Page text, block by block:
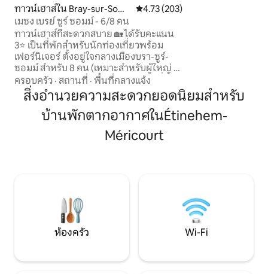
ทาวน์เฮาส์ใน Bray-sur-Som
me
คะแนนเฉลี่ย 4.73 จาก 5, 203 รีวิว
4.73 (203)
เมซง เบรย์ ซูร์ ซอมม์ - 6/8 คน
ทาวน์เฮาส์ที่สะดวกสบาย 🏡 ได้รับคะแนน
3⭐ เป็นที่พักสำหรับนักท่องเที่ยวพร้อม
เฟอร์นิเจอร์ ตั้งอยู่ใจกลางเมืองบรา-ซูร์-
ซอมม์ สำหรับ 8 คน (เหมาะสำหรับผู้ใหญ่ 6
คนและเด็ก 2 คน) Wi-Fi ห้องครัว และที่จอด
รถฟรี ยินดีต้อนรับสัตว์เลี้ยง 🐕🐈‍⬛ เหมาะ
สำหรับครอบครัว เพื่อน นักเดินทางเพื่อ
ธุรกิจ หรือนักเดินทางที่ต้องการสำรวจ
8 กม. ✈️ พื้นที่ตกปลา🎣 มีบ่อมากมาย
ครอบครัว · สถานที่ · พื้นที่กลางแจ้ง
สิ่งอำนวยความสะดวกยอดนิยมสำหรับ
บ้านพักตากอากาศในÉtinehem-
Méricourt
ห้องครัว Wi-Fi